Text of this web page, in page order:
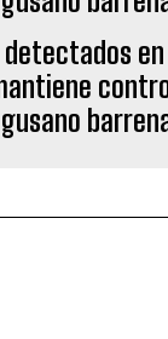
detectados
gusano